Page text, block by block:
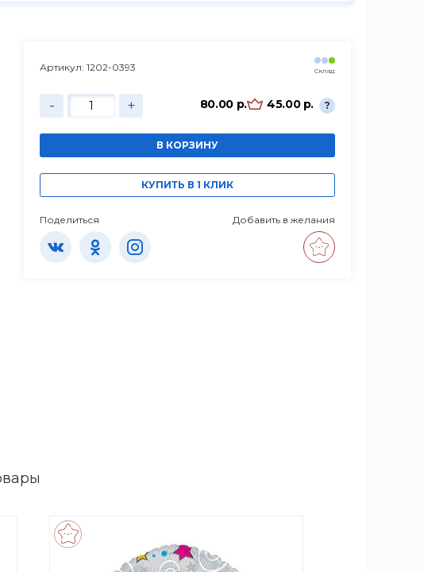
Артикул: 1202-0393 Склад
- + 80.00 р. 45.00 р. ?
В КОРЗИНУ
КУПИТЬ В 1 КЛИК
Поделиться Добавить в желания